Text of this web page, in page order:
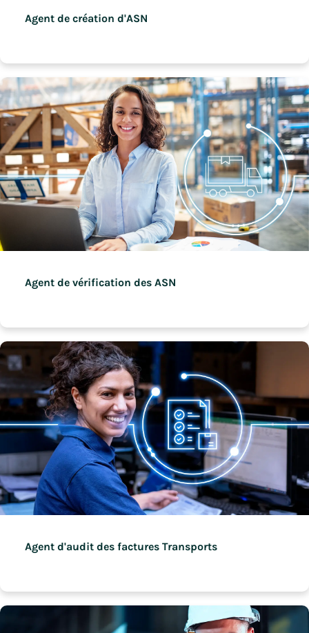
Agent de création d'ASN
Agent de vérification des ASN
Agent d'audit des factures Transports